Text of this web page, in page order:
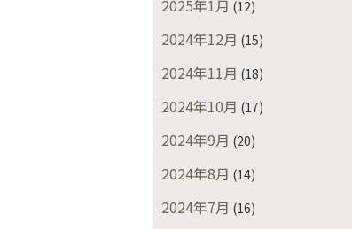
2025年1月 (12)
2024年12月 (15)
2024年11月 (18)
2024年10月 (17)
2024年9月 (20)
2024年8月 (14)
2024年7月 (16)